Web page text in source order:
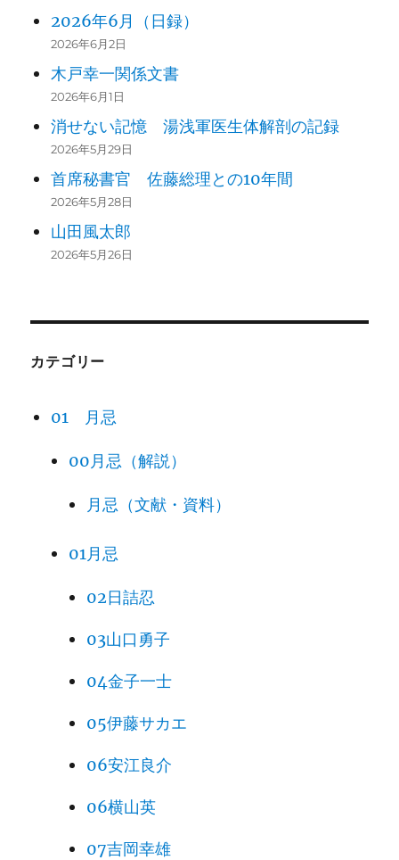
2026年6月（日録）
2026年6月2日
木戸幸一関係文書
2026年6月1日
消せない記憶 湯浅軍医生体解剖の記録
2026年5月29日
首席秘書官 佐藤総理との10年間
2026年5月28日
山田風太郎
2026年5月26日
カテゴリー
01 月忌
00月忌（解説）
月忌（文献・資料）
01月忌
02日詰忍
03山口勇子
04金子一士
05伊藤サカエ
06安江良介
06横山英
07吉岡幸雄